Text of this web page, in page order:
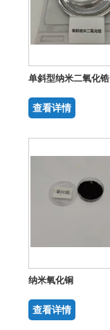
单斜型纳米二氧化锆
查看详情
纳米氧化铜
查看详情